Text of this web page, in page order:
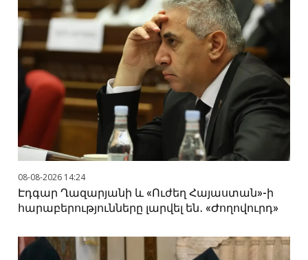
08-08-2026 14:24
Էդգար Ղազարյանի և «Ուժեղ Հայաստան»-ի
հարաբերությունները լարվել են․ «Ժողովուրդ»